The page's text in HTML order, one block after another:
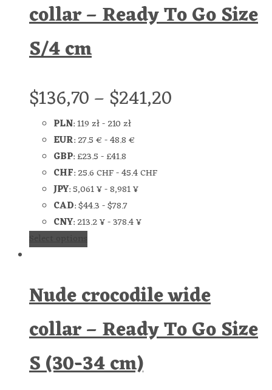
collar – Ready To Go Size
S/4 cm
$136,70–$241,20
PLN:119 zł-210 zł
EUR:27.5 €-48.8 €
GBP:£23.5-£41.8
CHF:25.6 CHF-45.4 CHF
JPY:5,061 ¥-8,981 ¥
CAD:$44.3-$78.7
CNY:213.2 ¥-378.4 ¥
Nude crocodile wide
collar – Ready To Go Size
S (30-34 cm)